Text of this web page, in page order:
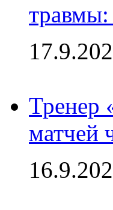
травмы:
Тренер
матчей